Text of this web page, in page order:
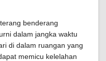
benderang
dalam jangka waktu
di dalam ruangan yang
memicu kelelahan